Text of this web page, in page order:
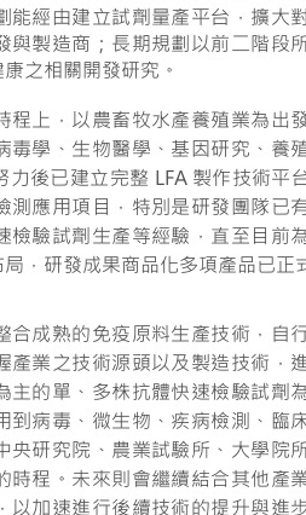
能經由建立試劑量產平台，擴大
與製造商；長期規劃以前二階段
之相關開發研究。
程上，以農畜牧水產養殖業為出
毒學、生物醫學、基因研究、養
後已建立完整 LFA 製作技術平
測應用項目，特別是研發團隊已
檢驗試劑生產等經驗，直至目前
，研發成果商品化多項產品已正
合成熟的免疫原料生產技術，自
產業之技術源頭以及製造技術，
主的單、多株抗體快速檢驗試劑
到病毒、微生物、疾病檢測、臨
央研究院、農業試驗所、大學院
時程。未來則會繼續結合其他產
以加速進行後續技術的提升與進